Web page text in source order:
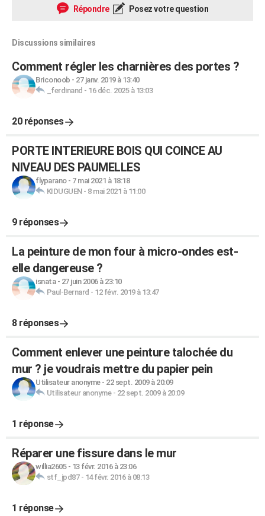
Répondre Posez votre question
Discussions similaires
Comment régler les charnières des portes ?
Briconoob - 27 janv. 2019 à 13:40
_ferdinand - 16 déc. 2025 à 13:03
20 réponses
PORTE INTERIEURE BOIS QUI COINCE AU
NIVEAU DES PAUMELLES
flyparano- 7 mai 2021 à 18:18
KIDUGUEN- 8 mai 2021 à 11:00
9 réponses
La peinture de mon four à micro-ondes est-
elle dangereuse ?
isnata- 27 juin 2006 à 23:10
Paul-Bernard - 12 févr. 2019 à 13:47
8 réponses
Comment enlever une peinture talochée du
mur ? je voudrais mettre du papier pein
Utilisateur anonyme- 22 sept. 2009 à 20:09
Utilisateur anonyme- 22 sept. 2009 à 20:09
1 réponse
Réparer une fissure dans le mur
willia2605- 13 févr. 2016 à 23:06
stf_jpd87- 14 févr. 2016 à 08:13
1 réponse